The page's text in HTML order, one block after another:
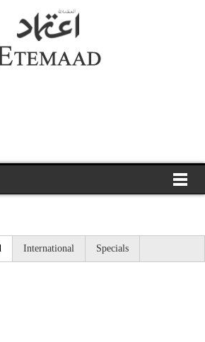
International Specials